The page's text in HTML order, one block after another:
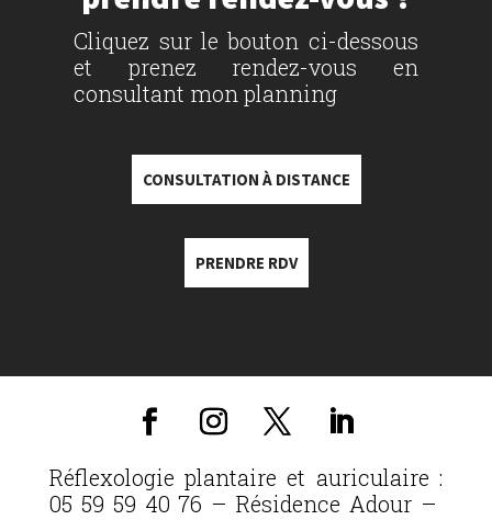
Cliquez sur le bouton ci-dessous
et prenez rendez-vous en
consultant mon planning
CONSULTATION À DISTANCE
PRENDRE RDV
Réflexologie plantaire et auriculaire :
05 59 59 40 76 – Résidence Adour –